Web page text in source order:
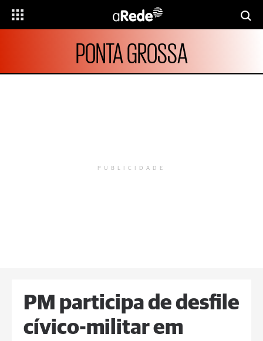
PONTA GROSSA
PUBLICIDADE
PM participa de desfile
cívico-militar em